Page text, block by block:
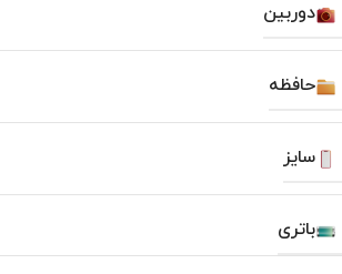
دوربین
حافظه
سایز
باتری